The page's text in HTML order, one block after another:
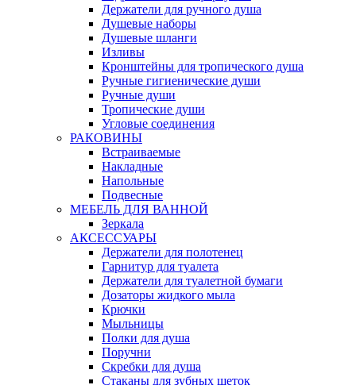
Держатели для ручного душа
Душевые наборы
Душевые шланги
Изливы
Кронштейны для тропического душа
Ручные гигиенические души
Ручные души
Тропические души
Угловые соединения
РАКОВИНЫ
Встраиваемые
Накладные
Напольные
Подвесные
МЕБЕЛЬ ДЛЯ ВАННОЙ
Зеркала
АКСЕССУАРЫ
Держатели для полотенец
Гарнитур для туалета
Держатели для туалетной бумаги
Дозаторы жидкого мыла
Крючки
Мыльницы
Полки для душа
Поручни
Скребки для душа
Стаканы для зубных щеток